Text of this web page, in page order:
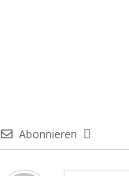
Abonnieren